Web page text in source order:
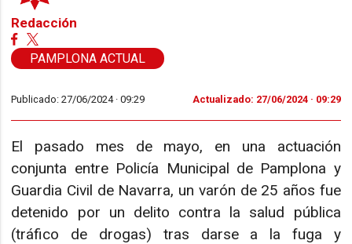
Redacción
PAMPLONA ACTUAL
Publicado: 27/06/2024 ·09:29 Actualizado: 27/06/2024 · 09:29
El pasado mes de mayo, en una actuación
conjunta entre Policía Municipal de Pamplona y
Guardia Civil de Navarra, un varón de 25 años fue
detenido por un delito contra la salud pública
(tráfico de drogas) tras darse a la fuga y